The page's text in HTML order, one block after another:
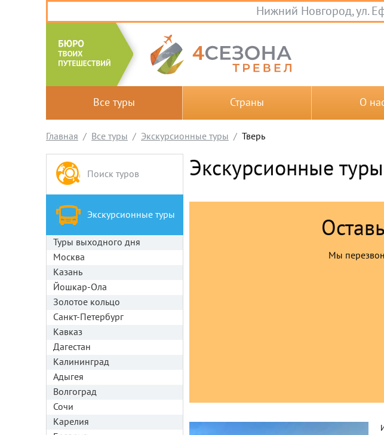
Нижний Новгород, ул.
Все туры Страны О
Главная Все туры Экскурсионные туры Тверь
Поиск туров
Экскурсионные туры
Туры выходного дня
Москва
Казань
Йошкар-Ола
Золотое кольцо
Санкт-Петербург
Кавказ
Дагестан
Калининград
Адыгея
Волгоград
Сочи
Карелия
Экскурсионные
Мы